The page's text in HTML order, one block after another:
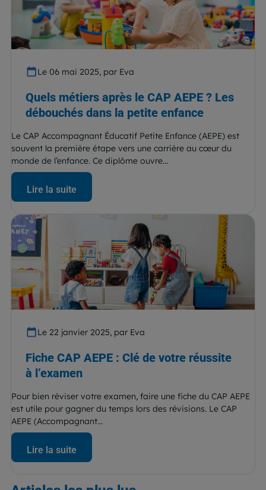
Le 06 mai 2025, par Eva
Quels métiers après le CAP AEPE ? Les
débouchés dans la petite enfance
Le CAP Accompagnant Éducatif Petite Enfance (AEPE) est
souvent la première étape vers une carrière au cœur du
monde de l’enfance. Ce diplôme ouvre...
Lire la suite
Le 22 janvier 2025, par Eva
Fiche CAP AEPE : Clé de votre réussite
à l’examen
Pour bien réviser votre examen, faire une fiche du CAP AEPE
est utile pour gagner du temps lors des révisions. Le CAP
AEPE (Accompagnant...
Lire la suite